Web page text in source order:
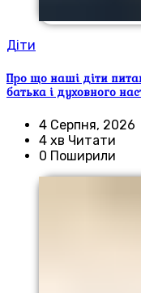
Діти
Про що наші діти
батька і духовного
4 Серпня, 2026
4 хв Читати
0 Поширили